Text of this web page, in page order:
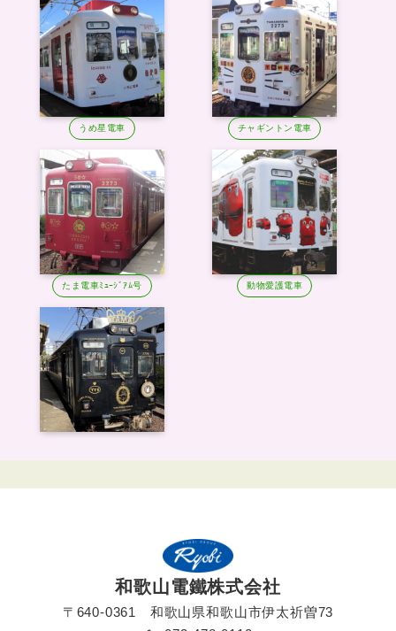
うめ星電車 チャギントン電車
たま電車ﾐｭｰｼﾞｱﾑ号 動物愛護電車
和歌山電鐵株式会社
〒640-0361 和歌山県和歌山市伊太祈曽73